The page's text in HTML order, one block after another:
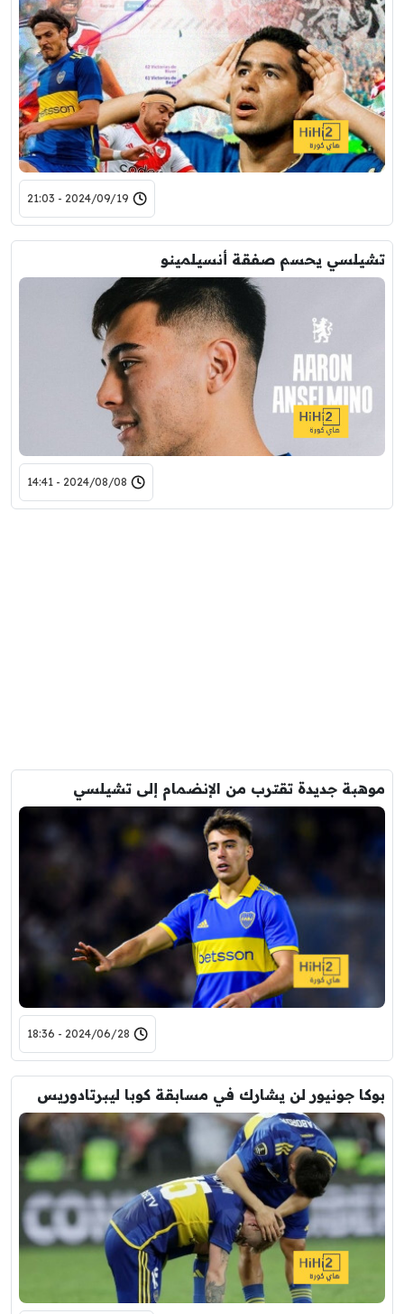
2024/09/19 - 21:03
تشيلسي يحسم صفقة أنسيلمينو
2024/08/08 - 14:41
موهبة جديدة تقترب من الإنضمام إلى تشيلسي
2024/06/28 - 18:36
بوكا جونيور لن يشارك في مسابقة كوبا ليبرتادوريس